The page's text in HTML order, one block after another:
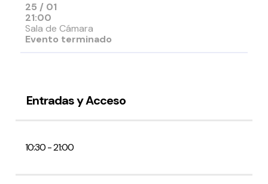
25 / 01
21:00
Sala de Cámara
Evento terminado
Entradas y Acceso
10:30 - 21:00